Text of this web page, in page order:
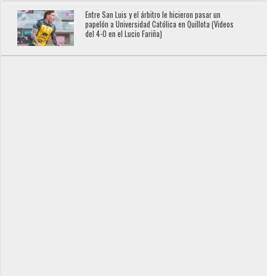
Entre San Luis y el árbitro le hicieron pasar un
papelón a Universidad Católica en Quillota (Videos
del 4-0 en el Lucio Fariña)